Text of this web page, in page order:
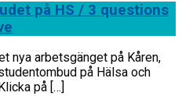
på HS / 3 questions
nya arbetsgänget på Kåren,
på Hälsa och
på […]